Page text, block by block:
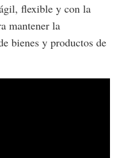
flexible y con la
mantener la
bienes y productos de